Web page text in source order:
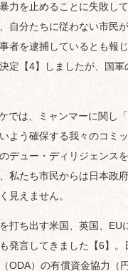
力を止めることに失敗し
自分たちに従わない市民
者を逮捕しているとも報
定【4】しましたが、国
は、ミャンマーに関し
よう確保する我々のコミ
デュー・ディリジェンス
私たち市民からは日本政
見えません。
打ち出す米国、英国、EU
発言してきました【6】
ODA）の有償資金協力（